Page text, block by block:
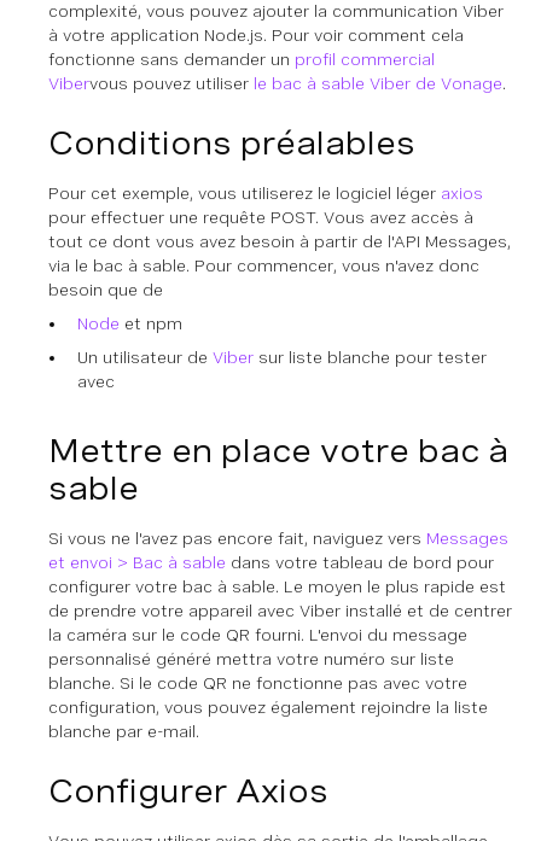
complexité, vous pouvez ajouter la communication Viber
à votre application Node.js. Pour voir comment cela
fonctionne sans demander un profil commercial
Vibervous pouvez utiliser le bac à sable Viber de Vonage.
Conditions préalables
Pour cet exemple, vous utiliserez le logiciel léger axios
pour effectuer une requête POST. Vous avez accès à
tout ce dont vous avez besoin à partir de l'API Messages,
via le bac à sable. Pour commencer, vous n'avez donc
besoin que de
Node et npm
Un utilisateur de Viber sur liste blanche pour tester
avec
Mettre en place votre bac à
sable
Si vous ne l'avez pas encore fait, naviguez vers Messages
et envoi > Bac à sable dans votre tableau de bord pour
configurer votre bac à sable. Le moyen le plus rapide est
de prendre votre appareil avec Viber installé et de centrer
la caméra sur le code QR fourni. L'envoi du message
personnalisé généré mettra votre numéro sur liste
blanche. Si le code QR ne fonctionne pas avec votre
configuration, vous pouvez également rejoindre la liste
blanche par e-mail.
Configurer Axios